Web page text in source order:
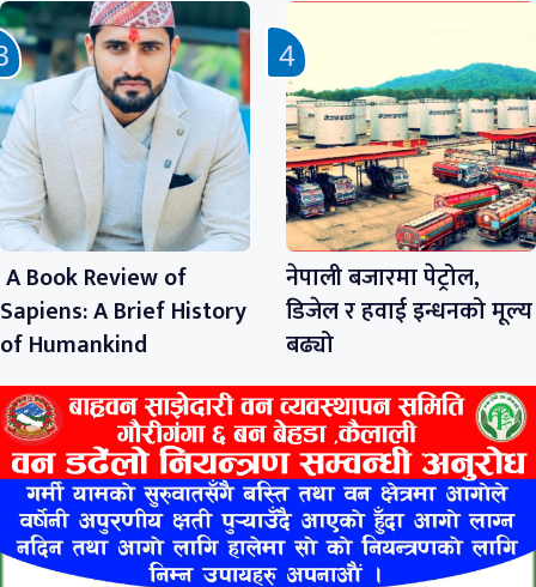
A Book Review of
Sapiens: A Brief History
of Humankind
नेपाली बजारमा पेट्रोल,
डिजेल र हवाई इन्धनको मूल्य
बढ्यो